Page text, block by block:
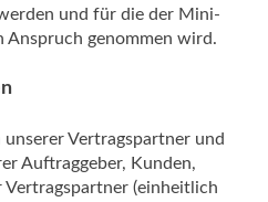
und für die der Mini-
Anspruch genommen wird.
Vertragspartner und
Auftraggeber, Kunden,
(einheitlich